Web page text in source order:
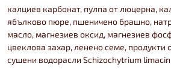
калциев карбонат, пулпа от люцерна,
ябълково пюре, пшеничено брашно,
масло, магнезиев оксид, магнезиев
цвеклова захар, ленено семе,
сушени водорасли Schizochytrium